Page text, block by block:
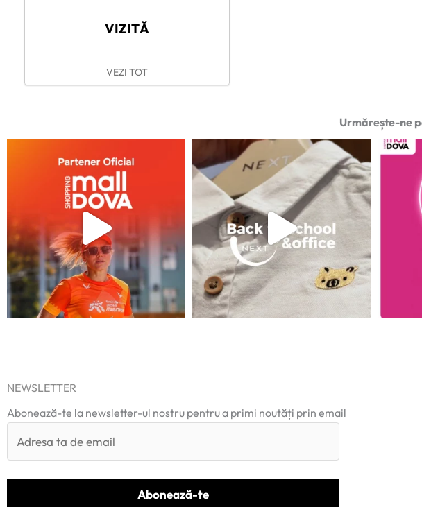
VIZITĂ
VEZI TOT
Urmărește-ne
NEWSLETTER
Abonează-te la newsletter-ul nostru pentru a primi noutăți prin email